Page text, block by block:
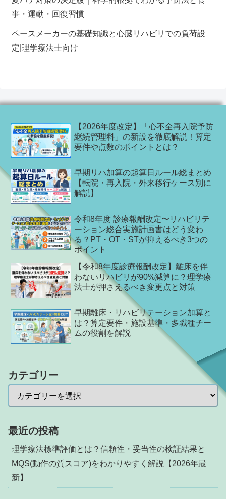
事・運動・回復習慣
ペースメーカーの基礎知識と心臓リハビリでの負荷設
定|理学療法士向け
【2026年度改定】「心不全再入院予防
継続管理料」の新設を徹底解説！算定
要件や点数のポイントとは？
早期リハ加算の起算日ルール総まとめ
【転院・再入院・外来移行ケース別に
解説】
令和8年度 診療報酬改定〜リハビリテ
ーション総合実施計画書はどう変わ
る？PT・OT・STが抑えるべき3つの
ポイント
【令和8年度診療報酬改定】離床を伴
わないリハビリが90%減算に？理学療
法士が押さえるべき変更点と対策
早期離床・リハビリテーション加算と
は？算定要件・施設基準・多職種チー
ムの役割を解説
カテゴリー
最近の投稿
理学療法標準評価とは？信頼性・妥当性の検証結果と
MQS(動作の質スコア)をわかりやすく解説【2026年最
新】